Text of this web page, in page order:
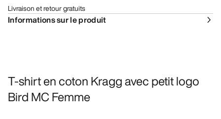
Livraison et retour gratuits
Informations sur le produit
T-shirt en coton Kragg avec petit logo
Bird MC Femme